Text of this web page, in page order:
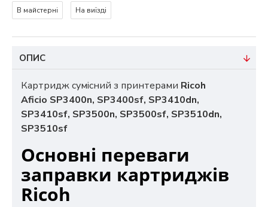
В майстерні
На виїзді
ОПИС
Картридж сумісний з принтерами Ricoh
Aficio SP3400n, SP3400sf, SP3410dn,
SP3410sf, SP3500n, SP3500sf, SP3510dn,
SP3510sf
Основні переваги
заправки картриджів
Ricoh